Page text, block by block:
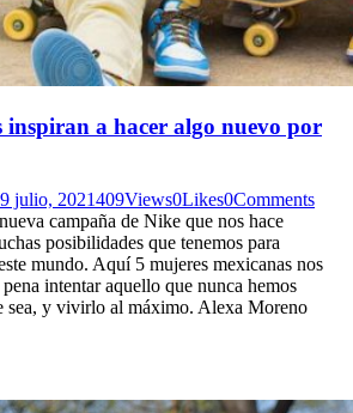
inspiran a hacer algo nuevo por
julio, 2021409Views0Likes0Comments
campaña de Nike que nos hace
posibilidades que tenemos para
mundo. Aquí 5 mujeres mexicanas nos
intentar aquello que nunca hemos
sea, y vivirlo al máximo. Alexa Moreno